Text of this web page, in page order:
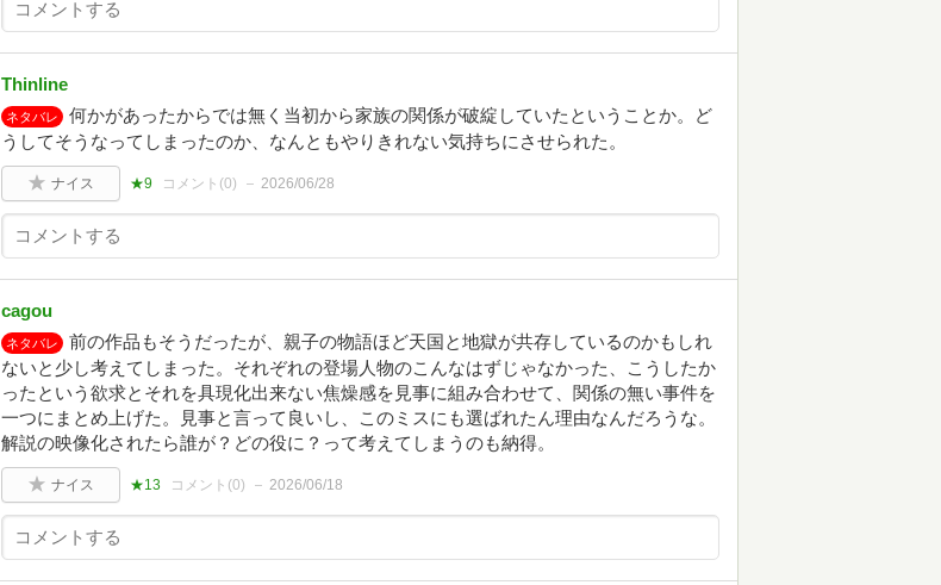
Thinline
ネタバレ
何かがあったからでは無く当初から家族の関係が破綻していたということか。ど
うしてそうなってしまったのか、なんともやりきれない気持ちにさせられた。
ナイス ★9 コメント(0) 2026/06/28
cagou
ネタバレ
前の作品もそうだったが、親子の物語ほど天国と地獄が共存しているのかもしれ
ないと少し考えてしまった。それぞれの登場人物のこんなはずじゃなかった、こうしたか
ったという欲求とそれを具現化出来ない焦燥感を見事に組み合わせて、関係の無い事件を
一つにまとめ上げた。見事と言って良いし、このミスにも選ばれたん理由なんだろうな。
解説の映像化されたら誰が？どの役に？って考えてしまうのも納得。
ナイス ★13 コメント(0) 2026/06/18